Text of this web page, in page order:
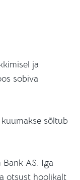
ja
sobiva
sõltub
AS. Iga
otsust hoolikalt